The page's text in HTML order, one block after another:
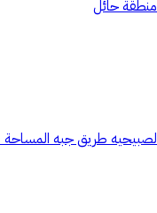
حائل
٢٠ شمالي ٢٠ واصلها الكهرباء والماء جوال/ ((الرقم يظهر عند الضغط على اتصال))